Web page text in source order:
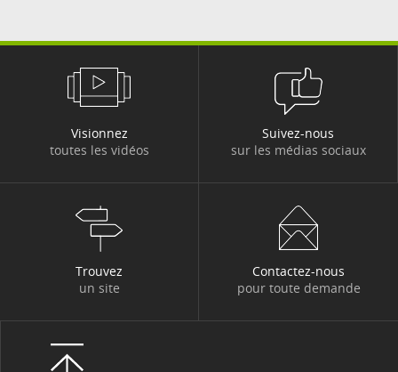
Visionnez
toutes les vidéos
Suivez-nous
sur les médias sociaux
Trouvez
un site
Contactez-nous
pour toute demande